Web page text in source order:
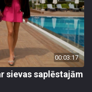
00:03:17
sievas saplēstajām